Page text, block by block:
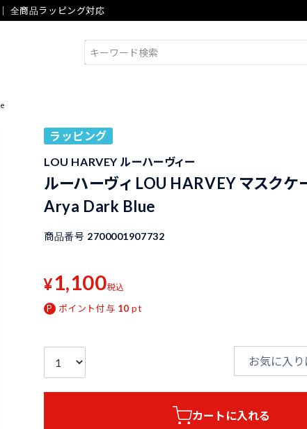
全商品ラッピング対応
ラッピング
LOU HARVEY ルーハーヴィー
ルーハーヴィ LOU HARVEY マスク
Arya Dark Blue
商品番号 2700001907732
¥1,100税込
ポイント付与 10 pt
お気に入
カートに入れる